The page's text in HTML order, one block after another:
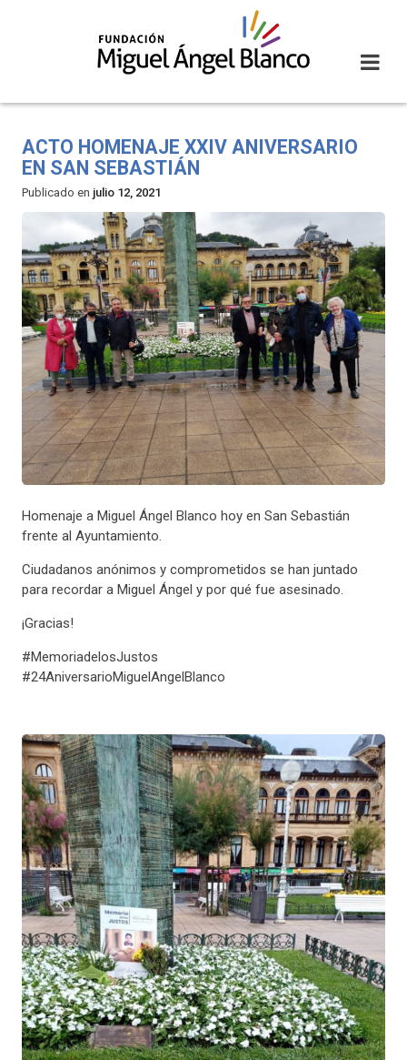
ACTO HOMENAJE XXIV ANIVERSARIO
EN SAN SEBASTIÁN
Publicado en julio 12, 2021
Homenaje a Miguel Ángel Blanco hoy en San Sebastián
frente al Ayuntamiento.
Ciudadanos anónimos y comprometidos se han juntado
para recordar a Miguel Ángel y por qué fue asesinado.
¡Gracias!
#MemoriadelosJustos
#24AniversarioMiguelAngelBlanco